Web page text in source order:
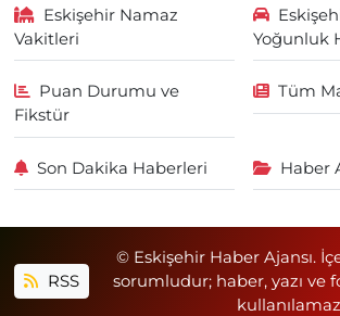
Eskişehir Namaz
Vakitleri
Yoğunluk
Puan Durumu ve
Fikstür
Tüm
Son Dakika Haberleri Haber
RSS
© Eskişehir Haber Ajansı.
sorumludur; haber, yazı ve